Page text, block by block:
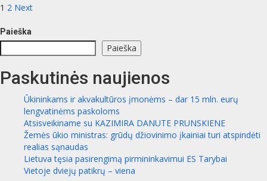
Įrašų
puslapiavimas
1 2 Next
Paieška
Paieška
Paskutinės naujienos
Ūkininkams ir akvakultūros įmonėms – dar 15 mln. eurų
lengvatinėms paskoloms
Atsisveikiname su KAZIMIRA DANUTE PRUNSKIENE
Žemės ūkio ministras: grūdų džiovinimo įkainiai turi atspindėti
realias sąnaudas
Lietuva tęsia pasirengimą pirmininkavimui ES Tarybai
Vietoje dviejų patikrų – viena